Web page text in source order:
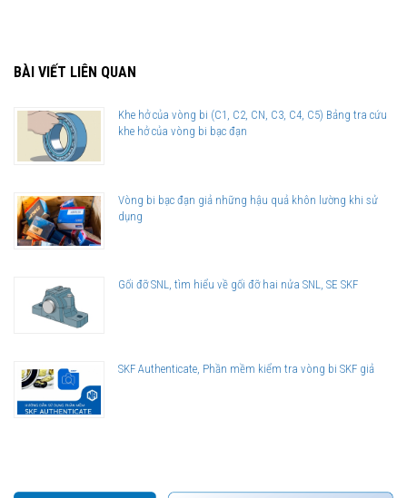
BÀI VIẾT LIÊN QUAN
Khe hở của vòng bi (C1, C2, CN, C3, C4, C5) Bảng tra cứu
khe hở của vòng bi bạc đạn
Vòng bi bạc đạn giả những hậu quả khôn lường khi sử
dụng
Gối đỡ SNL, tìm hiểu về gối đỡ hai nửa SNL, SE SKF
SKF Authenticate, Phần mềm kiểm tra vòng bi SKF giả